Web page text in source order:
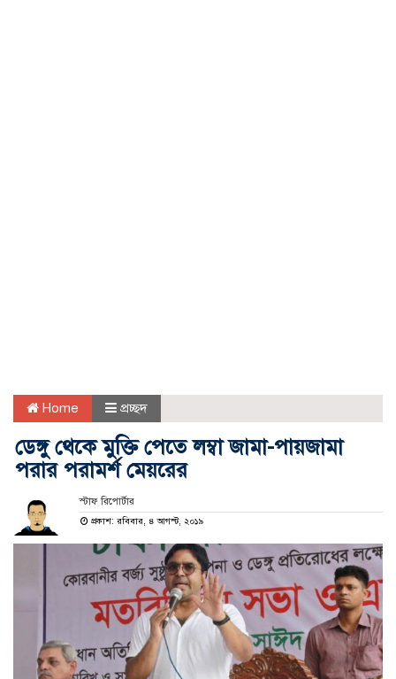
Home প্রচ্ছদ
ডেঙ্গু থেকে মুক্তি পেতে লম্বা জামা-পায়জামা
পরার পরামর্শ মেয়রের
স্টাফ রিপোর্টার
প্রকাশ: রবিবার, ৪ আগস্ট, ২০১৯